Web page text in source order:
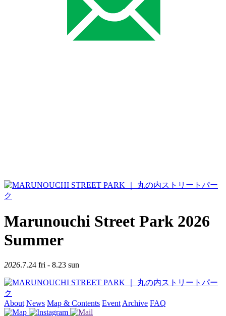
Marunouchi Street Park 2026
Summer
2026.7.24 fri - 8.23 sun
About News Map & Contents Event Archive FAQ